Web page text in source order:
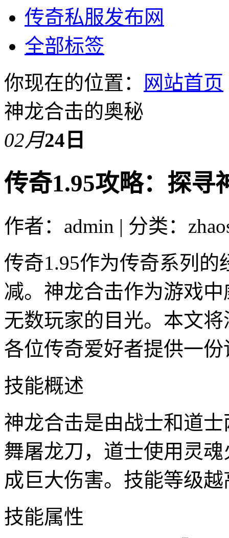
传奇私服发布网
全部标签
你现在的位置：
网站首页
神龙合击的奥秘
02月24日
传奇1.95攻略：探寻
作者：admin | 分类：
传奇1.95作为传奇系列
减。神龙合击作为游戏
无数玩家的目光。本文
各位传奇爱好者提供一
技能概述
神龙合击是由战士和道
舞屠龙刀，道士使用灵
成巨大伤害。技能等级
技能属性